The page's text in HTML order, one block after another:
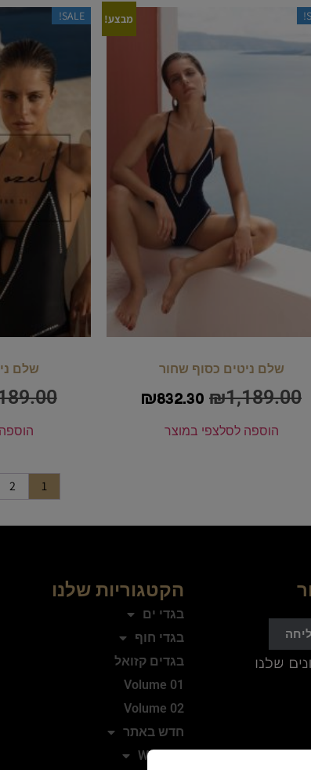
מבצע!
שלם ניטים כסוף שחור
₪1,189.00
₪832.30
הוספה לסלצפי במוצר
SALE!
שלם
1
2
הקטגוריות שלנו
בגדי ים
בגדי חוף
בגדים קזואל
Volume 01
Volume 02
חדש באתר
WINTER